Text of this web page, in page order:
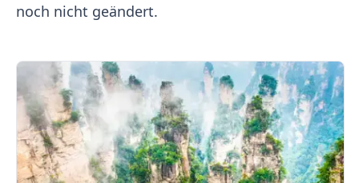
noch nicht geändert.